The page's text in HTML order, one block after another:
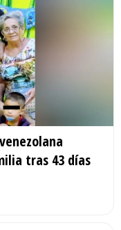
tras 43 días